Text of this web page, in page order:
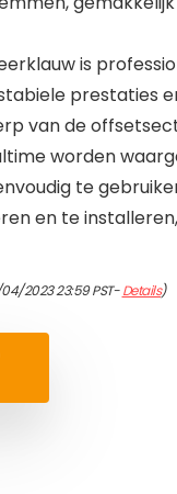
is
prestaties
van de
worden
te
en te
2023 23:59 PST-Details)